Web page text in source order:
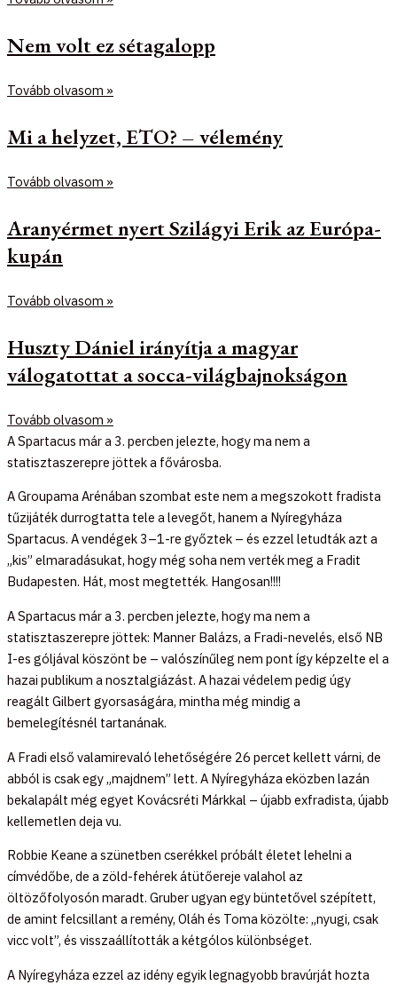
Nem volt ez sétagalopp
Tovább olvasom »
Mi a helyzet, ETO? – vélemény
Tovább olvasom »
Aranyérmet nyert Szilágyi Erik az Európa-
kupán
Tovább olvasom »
Huszty Dániel irányítja a magyar
válogatottat a socca-világbajnokságon
Tovább olvasom »
A Spartacus már a 3. percben jelezte, hogy ma nem a
statisztaszerepre jöttek a fővárosba.
A Groupama Arénában szombat este nem a megszokott fradista
tűzijáték durrogtatta tele a levegőt, hanem a Nyíregyháza
Spartacus. A vendégek 3–1-re győztek – és ezzel letudták azt a
„kis” elmaradásukat, hogy még soha nem verték meg a Fradit
Budapesten. Hát, most megtették. Hangosan!!!!
A Spartacus már a 3. percben jelezte, hogy ma nem a
statisztaszerepre jöttek: Manner Balázs, a Fradi-nevelés, első NB
I-es góljával köszönt be – valószínűleg nem pont így képzelte el a
hazai publikum a nosztalgiázást. A hazai védelem pedig úgy
reagált Gilbert gyorsaságára, mintha még mindig a
bemelegítésnél tartanának.
A Fradi első valamirevaló lehetőségére 26 percet kellett várni, de
abból is csak egy „majdnem” lett. A Nyíregyháza eközben lazán
bekalapált még egyet Kovácsréti Márkkal – újabb exfradista, újabb
kellemetlen deja vu.
Robbie Keane a szünetben cserékkel próbált életet lehelni a
címvédőbe, de a zöld-fehérek átütőereje valahol az
öltözőfolyosón maradt. Gruber ugyan egy büntetővel szépített,
de amint felcsillant a remény, Oláh és Toma közölte: „nyugi, csak
vicc volt”, és visszaállították a kétgólos különbséget.
A Nyíregyháza ezzel az idény egyik legnagyobb bravúrját hozta